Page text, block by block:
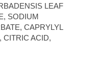
LEAF
SODIUM
CAPRYLYL
CITRIC ACID,